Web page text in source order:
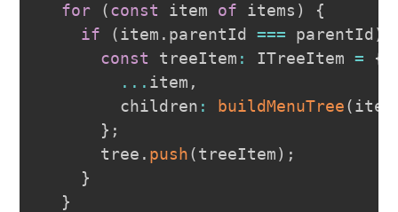
for (const item of items )
{
if
(item . parentId === parentId )
const treeItem : ITreeItem =
{
... item ,
        children
: buildMenuTree(
} ;
      tree
. push(treeItem) ;
}
}